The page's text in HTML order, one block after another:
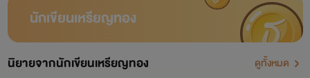
นักเขียนเหรียญทอง
นิยายจากนักเขียนเหรียญทอง ดูทั้งหมด